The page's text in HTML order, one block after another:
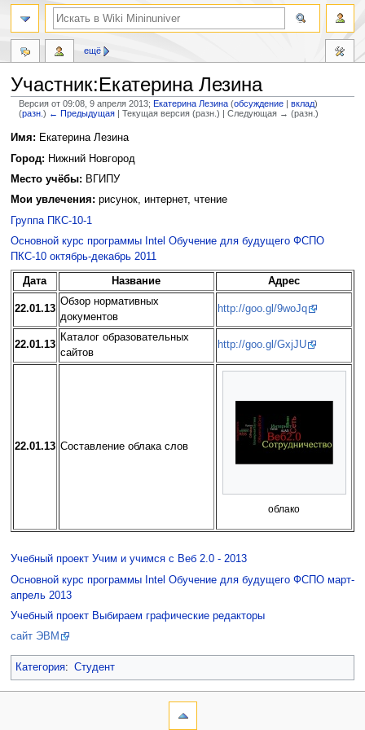
Участник:Екатерина Лезина
Версия от 09:08, 9 апреля 2013; Екатерина Лезина (обсуждение |вклад)
(разн.) ← Предыдущая | Текущая версия (разн.) | Следующая → (разн.)
Перейти
к
навигации
Перейти
к
поиску
Имя: Екатерина Лезина
Город: Нижний Новгород
Место учёбы: ВГИПУ
Мои увлечения: рисунок, интернет, чтение
Группа ПКС-10-1
Основной курс программы Intel Обучение для будущего ФСПО
ПКС-10 октябрь-декабрь 2011
Дата Название Адрес
22.01.13
Обзор нормативных
документов
http://goo.gl/9woJq
22.01.13
Каталог образовательных
сайтов
http://goo.gl/GxjJU
22.01.13 Составление облака слов
облако
Учебный проект Учим и учимся с Веб 2.0 - 2013
Основной курс программы Intel Обучение для будущего ФСПО март-
апрель 2013
Учебный проект Выбираем графические редакторы
сайт ЭВМ
Категория: Студент
ещё